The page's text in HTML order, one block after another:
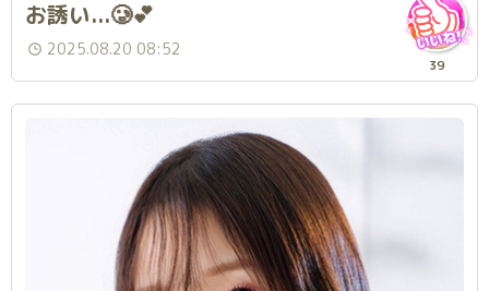
お誘い...🥲💕
2025.08.20 08:52
39